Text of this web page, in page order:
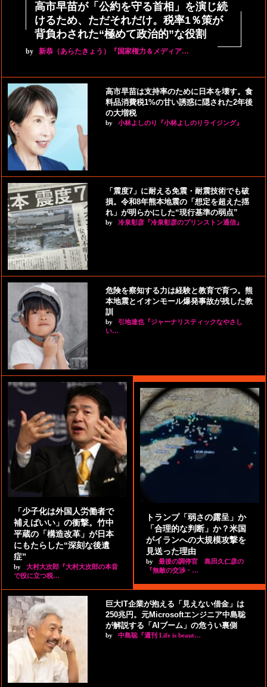
高市早苗が「公約を守る首相」を演じ続
けるため、ただそれだけ。税率1％策が
背負わされた“極めて政治的”な役割
by 新恭（あらたきょう）『国家権力＆メディア…
高市早苗は支持率のために日本を壊す。食
料品消費税1%の甘い誘惑に隠された2年後
の大増税
by 小林よしのり『小林よしのりライジング』
「震度7」に耐える免震・耐震技術でも破
損。令和8年熊本地震の「想定を超えた揺
れ」が明らかにした“現行基準の弱点”
by 冷泉彰彦『冷泉彰彦のプリンストン通信』
危険を察知する力は経験と教育で育つ。熊
本地震とイオンモール爆発事故が残した教
訓
by
引地達也『ジャーナリスティックなやさし
い…
「少子化は外国人労働者で
補えばいい」の衝撃。竹中
平蔵の「構造改革」が日本
にもたらした“深刻な後遺
症”
by
大村大次郎『大村大次郎の本音
で役に立つ税…
トランプ「弱さの露呈」か
「合理的な判断」か？米国
がイランへの大規模攻撃を
見送った理由
by
最後の調停官 島田久仁彦の
『無敵の交渉・…
巨大IT企業が抱える「見えない借金」は
250兆円。元Microsoftエンジニア中島聡
が解説する「AIブーム」の危うい裏側
by 中島聡『週刊 Life is beaut…